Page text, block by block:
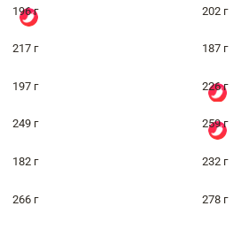
196 г 202 г
217 г 187 г
197 г 226 г
249 г 259 г
182 г 232 г
266 г 278 г